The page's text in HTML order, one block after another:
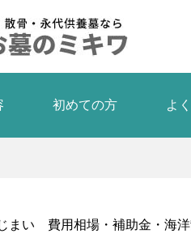
初めての方 よ
まい 費用相場・補助金・海